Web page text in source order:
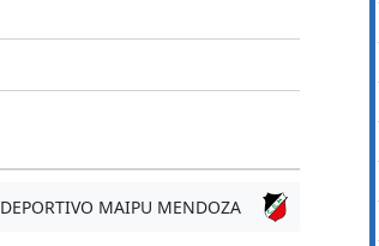
DEPORTIVO MAIPU MENDOZA